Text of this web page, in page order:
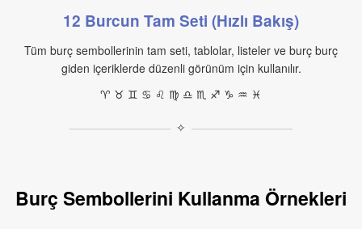
12 Burcun Tam Seti (Hızlı Bakış)
Tüm burç sembollerinin tam seti, tablolar, listeler ve burç burç
giden içeriklerde düzenli görünüm için kullanılır.
♈︎ ♉︎ ♊︎ ♋︎ ♌︎ ♍︎ ♎︎ ♏︎ ♐︎ ♑︎ ♒︎ ♓︎
✧
Burç Sembollerini Kullanma Örnekleri